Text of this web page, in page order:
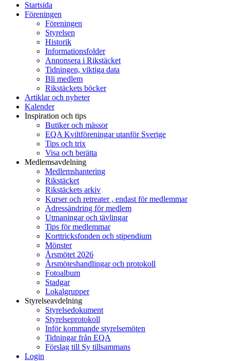
Startsida
Föreningen
Föreningen
Styrelsen
Historik
Informationsfolder
Annonsera i Rikstäcket
Tidningen, viktiga data
Bli medlem
Rikstäckets böcker
Artiklar och nyheter
Kalender
Inspiration och tips
Butiker och mässor
EQA Kviltföreningar utanför Sverige
Tips och trix
Visa och berätta
Medlemsavdelning
Medlemshantering
Rikstäcket
Rikstäckets arkiv
Kurser och retreater , endast för medlemmar
Adressändring för medlem
Utmaningar och tävlingar
Tips för medlemmar
Korttricksfonden och stipendium
Mönster
Årsmötet 2026
Årsmöteshandlingar och protokoll
Fotoalbum
Stadgar
Lokalgrupper
Styrelseavdelning
Styrelsedokument
Styrelseprotokoll
Inför kommande styrelsemöten
Tidningar från EQA
Förslag till Sy tillsammans
Login